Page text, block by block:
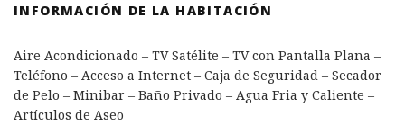
INFORMACIÓN DE LA HABITACIÓN
Aire Acondicionado – TV Satélite – TV con Pantalla Plana –
Teléfono – Acceso a Internet – Caja de Seguridad – Secador
de Pelo – Minibar – Baño Privado – Agua Fria y Caliente –
Artículos de Aseo